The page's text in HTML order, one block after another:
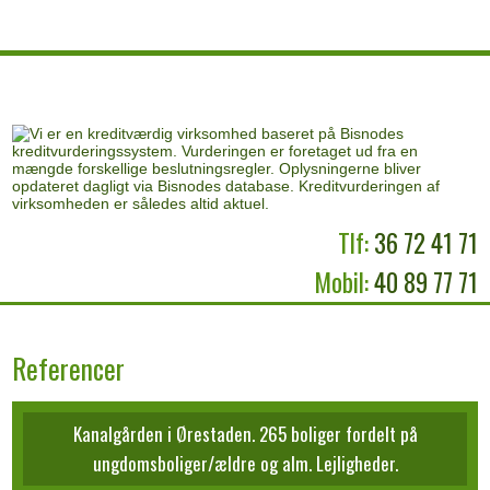
Tlf:36 72 41 71
Mobil:40 89 77 71
Referencer​
Kanalgården i Ørestaden. 265 boliger fordelt på
ungdomsboliger/ældre og alm. Lejligheder.